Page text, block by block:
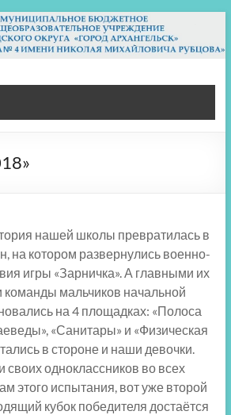
4
нашей школы превратилась в
на котором развернулись военно-
игры «Зарничка». А главными их
команды мальчиков начальной
на 4 площадках: «Полоса
«Санитары» и «Физическая
в стороне и наши девочки.
одноклассников во всех
этого испытания, вот уже второй
кубок победителя достаётся